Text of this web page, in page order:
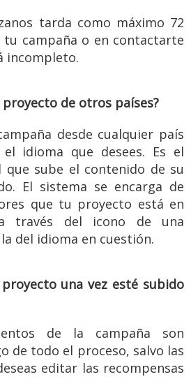
tarda como máximo 72
campaña o en contactarte
incompleto.
proyecto de otros países?
desde cualquier país
idioma que desees. Es el
sube el contenido de su
El sistema se encarga de
que tu proyecto está en
través del icono de una
del idioma en cuestión.
una vez esté subido
de la campaña son
de todo el proceso, salvo las
editar las recompensas